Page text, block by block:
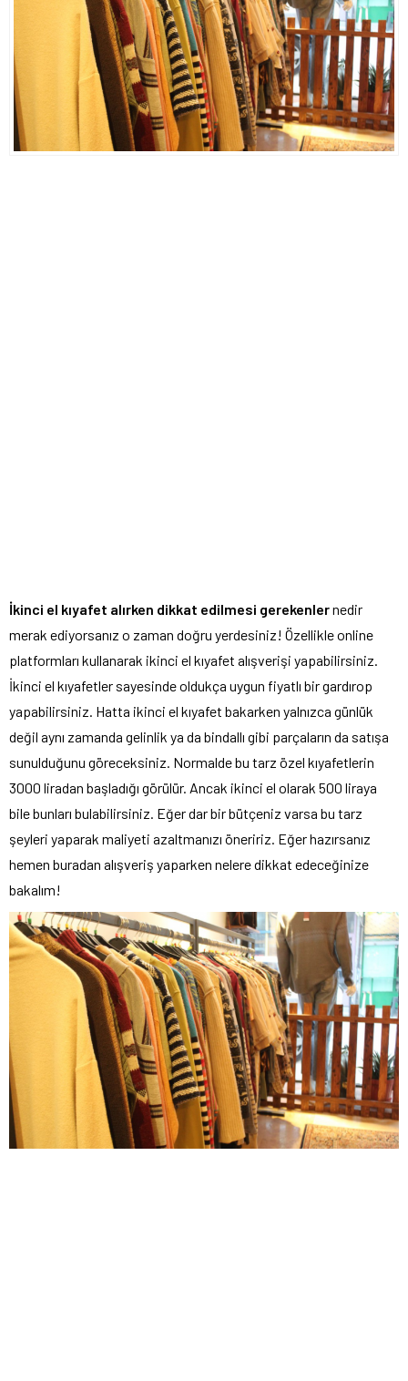
İkinci el kıyafet alırken dikkat edilmesi gerekenlernedir
merak ediyorsanız o zaman doğru yerdesiniz! Özellikle online
platformları kullanarak ikinci el kıyafet alışverişi yapabilirsiniz.
İkinci el kıyafetler sayesinde oldukça uygun fiyatlı bir gardırop
yapabilirsiniz. Hatta ikinci el kıyafet bakarken yalnızca günlük
değil aynı zamanda gelinlik ya da bindallı gibi parçaların da satışa
sunulduğunu göreceksiniz. Normalde bu tarz özel kıyafetlerin
3000 liradan başladığı görülür. Ancak ikinci el olarak 500 liraya
bile bunları bulabilirsiniz. Eğer dar bir bütçeniz varsa bu tarz
şeyleri yaparak maliyeti azaltmanızı öneririz. Eğer hazırsanız
hemen buradan alışveriş yaparken nelere dikkat edeceğinize
bakalım!